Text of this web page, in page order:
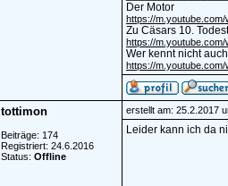
Der Motor
https://
Zu Cäsars 10.
https://
Wer kennt nicht
https://
tottimon
Beiträge: 174
Registriert: 24.6.2016
Status: Offline
erstellt am: 25.2.2017
Leider kann ich da